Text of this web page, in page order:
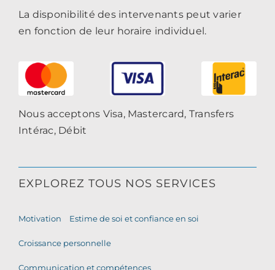
La disponibilité des intervenants peut varier
en fonction de leur horaire individuel.
Nous acceptons Visa, Mastercard, Transfers
Intérac, Débit
EXPLOREZ TOUS NOS SERVICES
Motivation Estime de soi et confiance en soi
Croissance personnelle
Communication et compétences